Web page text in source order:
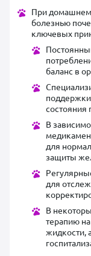
При домашнем
болезнью
ключевых
баланс в
поддержки
состояния
В
для
защиты
для
В
терапию
жидкости,